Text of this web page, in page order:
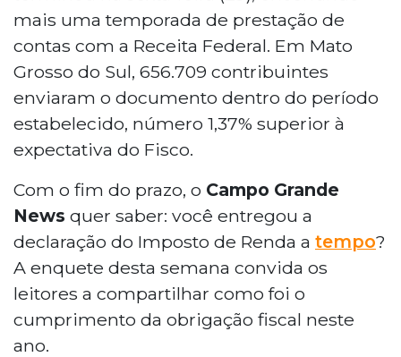
mais uma temporada de prestação de
contas com a Receita Federal. Em Mato
Grosso do Sul, 656.709 contribuintes
enviaram o documento dentro do período
estabelecido, número 1,37% superior à
expectativa do Fisco.
Com o fim do prazo, o Campo Grande
News quer saber: você entregou a
declaração do Imposto de Renda a tempo?
A enquete desta semana convida os
leitores a compartilhar como foi o
cumprimento da obrigação fiscal neste
ano.